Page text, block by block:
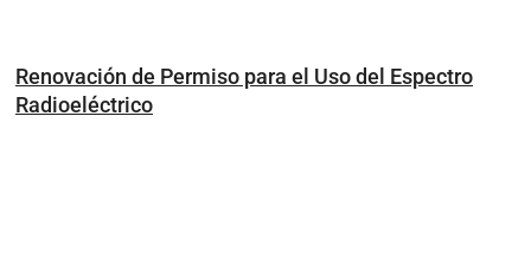
Renovación de Permiso para el Uso del Espectro
Radioeléctrico